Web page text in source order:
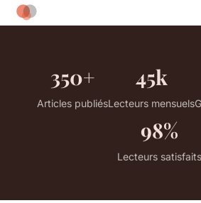
350+
Articles publiés
45k
Lecteurs mensuels
98%
Lecteurs satisfaits